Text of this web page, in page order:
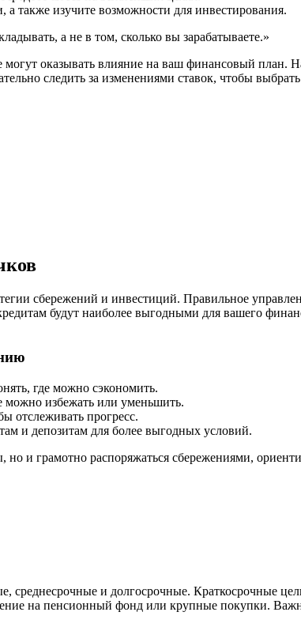
а также изучите возможности для инвестирования.
а не в том, сколько вы зарабатываете.»
оказывать влияние на ваш финансовый план.
следить за изменениями ставок, чтобы
сбережений и инвестиций. Правильное
будут наиболее выгодными для вашего
где можно сэкономить.
можно избежать или уменьшить.
отслеживать прогресс.
и депозитам для более выгодных условий.
и грамотно распоряжаться сбережениями,
среднесрочные и долгосрочные. Краткосрочные
на пенсионный фонд или крупные покупки.